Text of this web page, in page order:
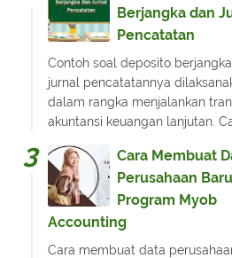
Berjangka dan
Pencatatan
Contoh soal deposito
jurnal pencatatannya
dalam rangka menjalankan
akuntansi keuangan lanjutan.
Cara Membuat
Perusahaan
Program Myob
Accounting
Cara membuat data